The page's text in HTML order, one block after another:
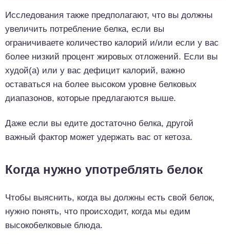
Исследования также предполагают, что вы должны
увеличить потребление белка, если вы
ограничиваете количество калорий и/или если у вас
более низкий процент жировых отложений. Если вы
худой(а) или у вас дефицит калорий, важно
оставаться на более высоком уровне белковых
диапазонов, которые предлагаются выше.
Даже если вы едите достаточно белка, другой
важный фактор может удержать вас от кетоза.
Когда нужно употреблять белок
Чтобы выяснить, когда вы должны есть свой белок,
нужно понять, что происходит, когда мы едим
высокобелковые блюда.